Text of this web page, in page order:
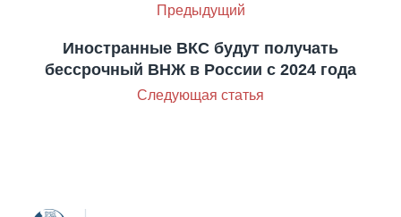
Предыдущий
Иностранные ВКС будут получать
бессрочный ВНЖ в России с 2024 года
Следующая статья